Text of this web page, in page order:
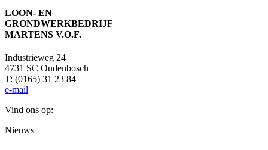
LOON- EN
GRONDWERKBEDRIJF
MARTENS V.O.F.
Industrieweg 24
4731 SC Oudenbosch
T: (0165) 31 23 84
e-mail
Vind ons op:
Facebook
YouTube
Mail
Website
Nieuws